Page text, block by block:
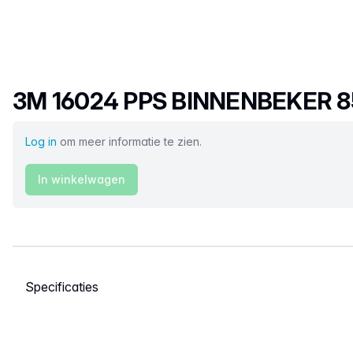
Productnaam
3M 16024 PPS BINNENBEKER
Log in om meer informatie te zien.
In winkelwagen
Selecteer een tabblad